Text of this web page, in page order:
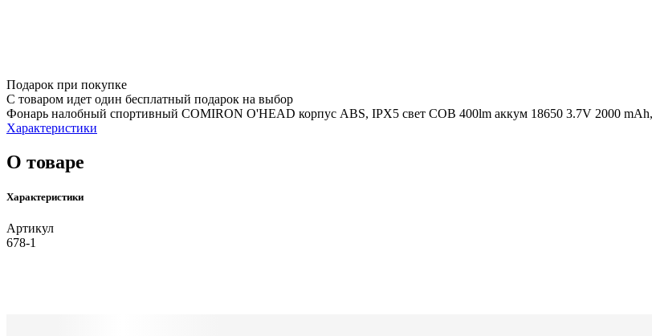
Подарок при покупке
С товаром идет один бесплатный подарок на выбор
Фонарь налобный спортивный COMIRON O'HEAD корпус ABS, IPX5 свет COB 400lm аккум 18650 3.7V 2000
Характеристики
О товаре
Характеристики
Артикул
678-1